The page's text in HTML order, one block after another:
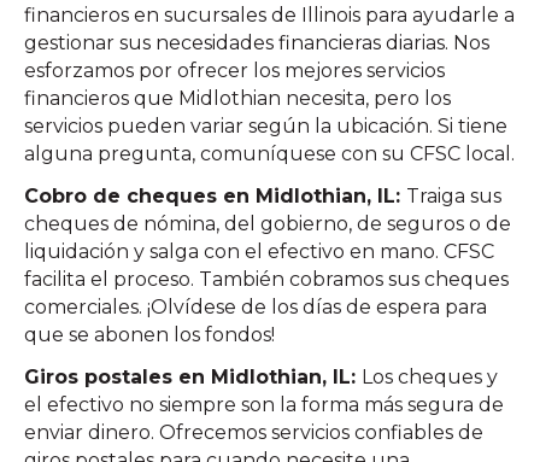
financieros en sucursales de Illinois para ayudarle a
gestionar sus necesidades financieras diarias. Nos
esforzamos por ofrecer los mejores servicios
financieros que Midlothian necesita, pero los
servicios pueden variar según la ubicación. Si tiene
alguna pregunta, comuníquese con su CFSC local.
Cobro de cheques en Midlothian, IL: Traiga sus
cheques de nómina, del gobierno, de seguros o de
liquidación y salga con el efectivo en mano. CFSC
facilita el proceso. También cobramos sus cheques
comerciales. ¡Olvídese de los días de espera para
que se abonen los fondos!
Giros postales en Midlothian, IL: Los cheques y
el efectivo no siempre son la forma más segura de
enviar dinero. Ofrecemos servicios confiables de